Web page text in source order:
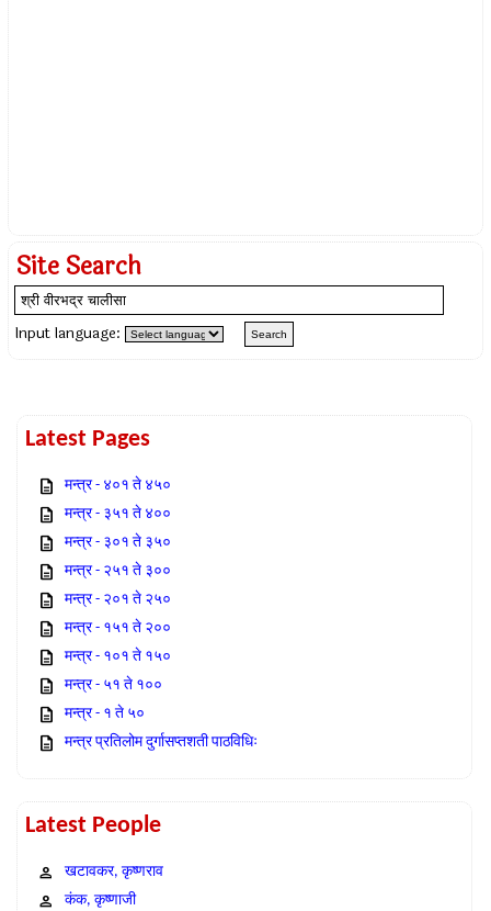
Site Search
Input language:
Latest Pages
मन्त्र - ४०१ ते ४५०
मन्त्र - ३५१ ते ४००
मन्त्र - ३०१ ते ३५०
मन्त्र - २५१ ते ३००
मन्त्र - २०१ ते २५०
मन्त्र - १५१ ते २००
मन्त्र - १०१ ते १५०
मन्त्र - ५१ ते १००
मन्त्र - १ ते ५०
मन्त्र प्रतिलोम दुर्गासप्तशती पाठविधिः
Latest People
खटावकर, कृष्णराव
कंक, कृष्णाजी